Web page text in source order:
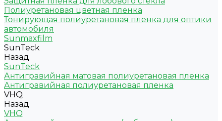
Полиуретановая цветная пленка
Тонирующая полиуретановая пленка для оптики
автомобиля
Sunmaxfilm
SunTeck
Назад
SunTeck
Антигравийная матовая полиуретановая пленка
Антигравийная полиуретановая пленка
VHQ
Назад
VHQ